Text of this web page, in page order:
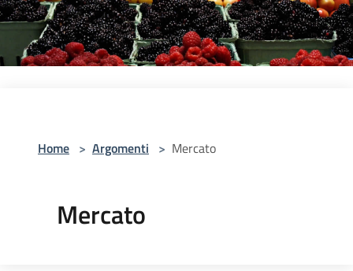
Home > Argomenti > Mercato
Mercato